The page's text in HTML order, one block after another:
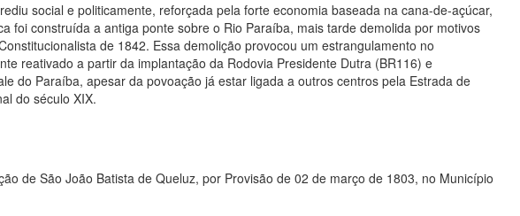
social e politicamente, reforçada pela forte economia baseada na cana-de-açúcar,
foi construída a antiga ponte sobre o Rio Paraíba, mais tarde demolida por motivos
de 1842. Essa demolição provocou um estrangulamento no
reativado a partir da implantação da Rodovia Presidente Dutra (BR116) e
do Paraíba, apesar da povoação já estar ligada a outros centros pela Estrada de
do século XIX.
de São João Batista de Queluz, por Provisão de 02 de março de 1803, no Município